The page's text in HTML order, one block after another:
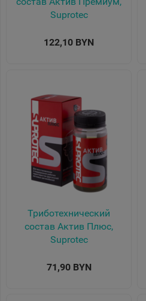
Suprotec
122,10 BYN
Триботехнический
состав Актив Плюс,
Suprotec
71,90 BYN